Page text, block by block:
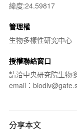
緯度:24.59817
管理權
生物多樣性研究中心
授權聯絡窗口
請洽中央研究院生物
email：
分享本文